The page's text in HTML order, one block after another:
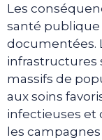
Les
santé
documentées.
infrastructures
massifs de
aux soins
infectieuses
les